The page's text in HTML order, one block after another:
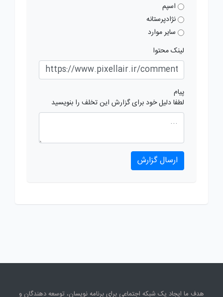
اسپم
نژادپرستانه
سایر موارد
لینک محتوا
پیام
لطفا دلیل خود برای گزارش این تخلف را بنویسید
ارسال گزارش
هدف ما ایجاد یک شبکه اجتماعی برای برنامه نویسان، توسعه دهندگان و